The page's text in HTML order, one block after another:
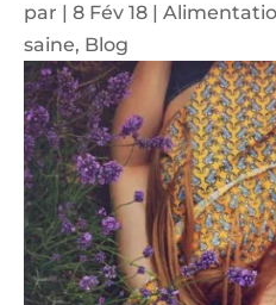
par | 8 Fév 18 |
saine, Blog